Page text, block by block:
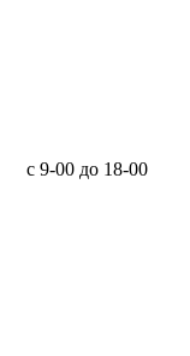
с 9-00 до 18-00